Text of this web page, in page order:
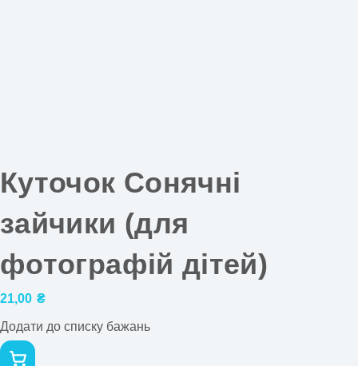
Куточок Сонячні
зайчики (для
фотографій дітей)
21,00 ₴
Додати до списку бажань